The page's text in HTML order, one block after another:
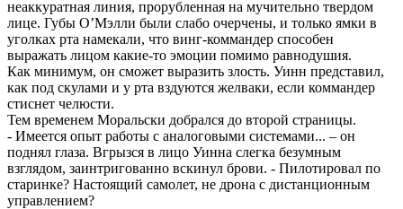
неаккуратная линия, прорубленная на мучительно твердом
лице. Губы О’Мэлли были слабо очерчены, и только ямки в
уголках рта намекали, что винг-коммандер способен
выражать лицом какие-то эмоции помимо равнодушия.
Как минимум, он сможет выразить злость. Уинн представил,
как под скулами и у рта вздуются желваки, если коммандер
стиснет челюсти.
Тем временем Моральски добрался до второй страницы.
- Имеется опыт работы с аналоговыми системами... – он
поднял глаза. Вгрызся в лицо Уинна слегка безумным
взглядом, заинтригованно вскинул брови. - Пилотировал по
старинке? Настоящий самолет, не дрона с дистанционным
управлением?